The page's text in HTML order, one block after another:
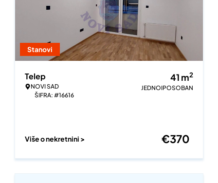
Stanovi
Telep
NOVI SAD
ŠIFRA: #16616
41 m2
JEDNOIPOSOBAN
Više o nekretnini > €370